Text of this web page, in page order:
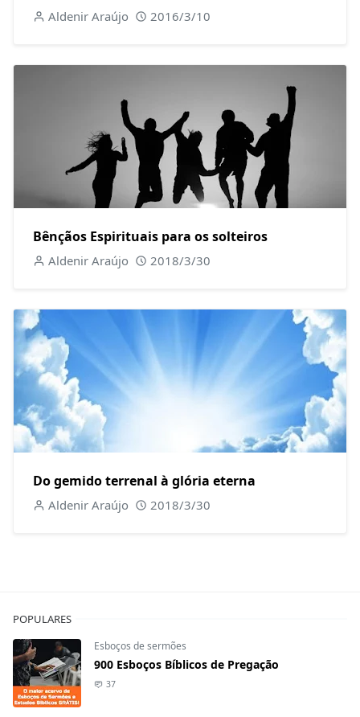
Aldenir Araújo 2016/3/10
Bênçãos Espirituais para os solteiros
Aldenir Araújo 2018/3/30
Do gemido terrenal à glória eterna
Aldenir Araújo 2018/3/30
POPULARES
Esboços de sermões
900 Esboços Bíblicos de Pregação
37